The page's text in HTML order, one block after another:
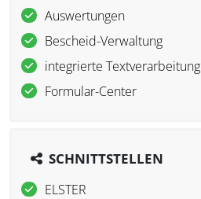
Auswertungen
Bescheid-Verwaltung
integrierte Textverarbeitung
Formular-Center
SCHNITTSTELLEN
ELSTER